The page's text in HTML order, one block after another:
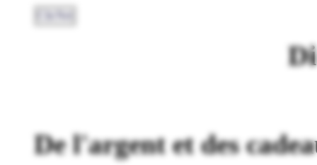
De l'argent et des